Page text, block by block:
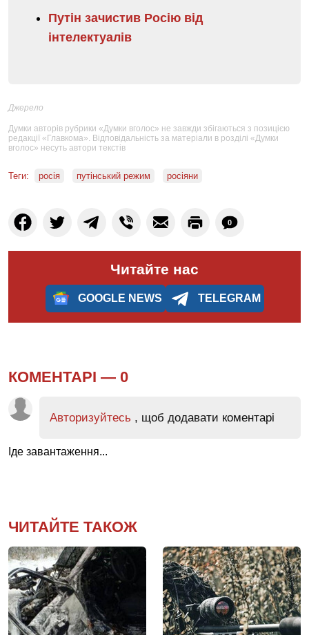
Путін зачистив Росію від
інтелектуалів
Джерело
Думки авторів рубрики «Думки вголос» не завжди збігаються з позицією
редакції «Главкома». Відповідальність за матеріали в розділі «Думки
вголос» несуть автори текстів
Теги: росія путінський режим росіяни
0
Читайте нас
GOOGLE NEWS TELEGRAM
КОМЕНТАРІ — 0
Авторизуйтесь , щоб додавати коментарі
Іде завантаження...
ЧИТАЙТЕ ТАКОЖ